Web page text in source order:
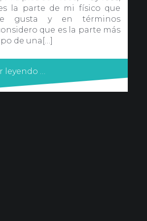
la parte de mi físico que
gusta y en términos
que es la parte más
de una[…]
leyendo …